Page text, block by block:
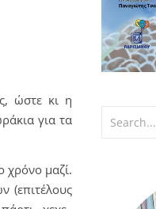
ώστε κι η
για τα
χρόνο μαζί.
(επιτέλους